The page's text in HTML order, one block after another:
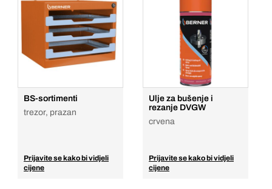
BS-sortimenti
trezor, prazan
Prijavite se kako bi vidjeli
cijene
Ulje za bušenje i
rezanje DVGW
crvena
Prijavite se kako bi vidjeli
cijene